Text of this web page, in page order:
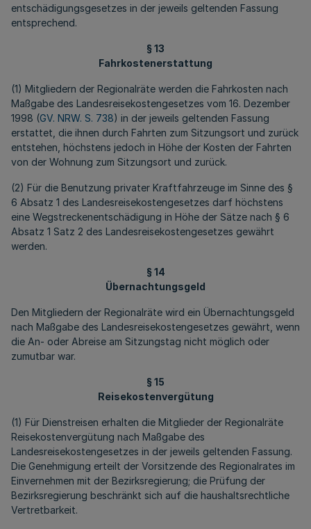
entschädigungsgesetzes in der jeweils geltenden Fassung
entsprechend.
§ 13
Fahrkostenerstattung
(1) Mitgliedern der Regionalräte werden die Fahrkosten nach
Maßgabe des Landesreisekostengesetzes vom 16. Dezember
1998 (GV. NRW. S. 738) in der jeweils geltenden Fassung
erstattet, die ihnen durch Fahrten zum Sitzungsort und zurück
entstehen, höchstens jedoch in Höhe der Kosten der Fahrten
von der Wohnung zum Sitzungsort und zurück.
(2) Für die Benutzung privater Kraftfahrzeuge im Sinne des §
6 Absatz 1 des Landesreisekostengesetzes darf höchstens
eine Wegstreckenentschädigung in Höhe der Sätze nach § 6
Absatz 1 Satz 2 des Landesreisekostengesetzes gewährt
werden.
§ 14
Übernachtungsgeld
Den Mitgliedern der Regionalräte wird ein Übernachtungsgeld
nach Maßgabe des Landesreisekostengesetzes gewährt, wenn
die An- oder Abreise am Sitzungstag nicht möglich oder
zumutbar war.
§ 15
Reisekostenvergütung
(1) Für Dienstreisen erhalten die Mitglieder der Regionalräte
Reisekostenvergütung nach Maßgabe des
Landesreisekostengesetzes in der jeweils geltenden Fassung.
Die Genehmigung erteilt der Vorsitzende des Regionalrates im
Einvernehmen mit der Bezirksregierung; die Prüfung der
Bezirksregierung beschränkt sich auf die haushaltsrechtliche
Vertretbarkeit.